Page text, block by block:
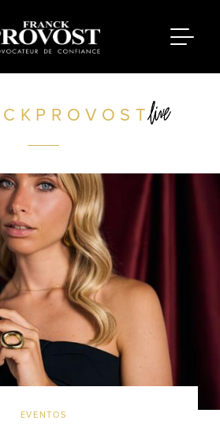
EVENTOS